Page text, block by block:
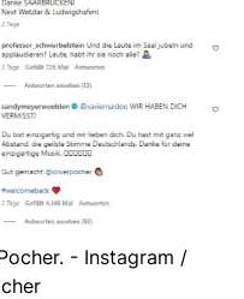
- Instagram /